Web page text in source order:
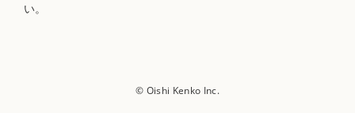
い。
© Oishi Kenko Inc.